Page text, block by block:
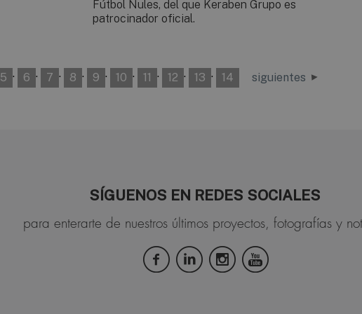
Fútbol Nules, del que Keraben Grupo es
patrocinador oficial.
5 · 6 · 7 · 8 · 9 · 10 · 11 · 12 · 13 · 14 siguientes
SÍGUENOS EN REDES SOCIALES
para enterarte de nuestros últimos proyectos, fotografías y